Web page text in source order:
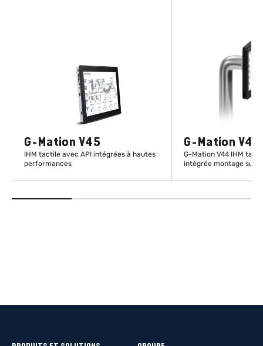
G-Mation V45
IHM tactile avec API intégrées à hautes
performances
G-Mation V44
G-Mation V44 IHM
intégrée montage sur